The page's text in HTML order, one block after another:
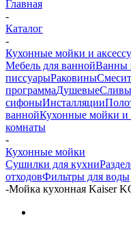
Главная
-
Каталог
-
Кухонные мойки и
Мебель для ваннойВанны
писсуарыРаковины
программаДушевые
сифоныИнсталляции
ваннойКухонные мойки и
комнаты
-
Кухонные мойки
Сушилки для кухни
отходовФильтры для воды
-Мойка кухонная Kaiser